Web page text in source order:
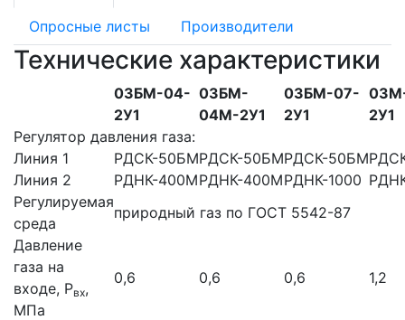
Опросные листы Производители
Технические характеристики
03БM-04-
2У1
03БM-
04М-2У1
03БМ-07-
2У1
2У1
Регулятор давления газа:
Линия 1
РДСК-50БМРДСК-50БМРДСК-50БМ
Линия 2
РДНК-400МРДНК-400МРДНК-1000
Регулируемая
среда
природный газ по ГОСТ 5542-87
Давление
газа на
входе, Рвх,
МПа
0,6 0,6 0,6 1,2